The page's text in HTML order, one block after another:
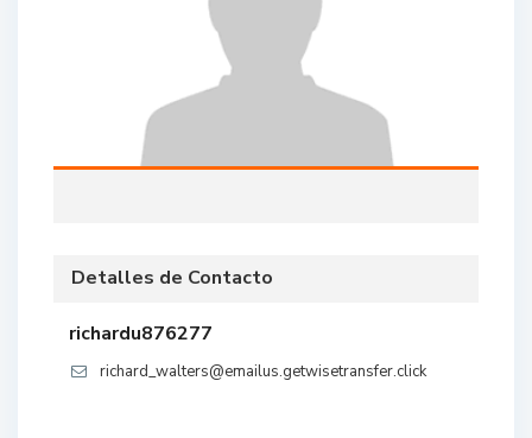
Detalles de Contacto
richardu876277
richard_walters@emailus.getwisetransfer.click